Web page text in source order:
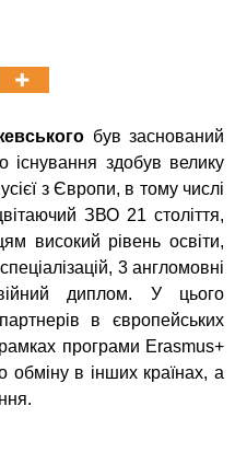
був заснований
існування здобув велику
з Європи, в тому числі
ЗВО 21 століття,
високий рівень освіти,
3 англомовні
диплом. У цього
в європейських
програми Erasmus+
обміну в інших країнах, а